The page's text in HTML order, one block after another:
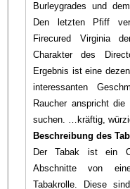
Burleygrades und
Den letzten Pfiff
Firecured Virginia
Charakter des
Ergebnis ist eine
interessanten
Raucher anspricht die
suchen. …kräftig,
Beschreibung des
Der Tabak ist ein
Abschnitte von
Tabakrolle. Diese